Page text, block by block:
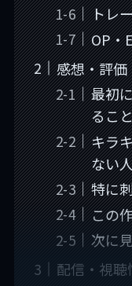
トレ
OP・
感想・評価
最初
るこ
キラ
ない
特に
この
次に
配信・視聴